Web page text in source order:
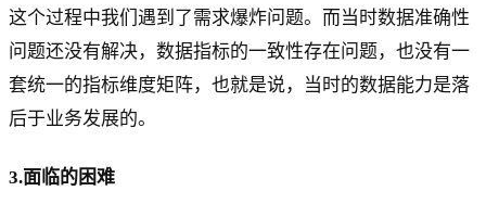
这个过程中我们遇到了需求爆炸问题。而当时数据准确性
问题还没有解决，数据指标的一致性存在问题，也没有一
套统一的指标维度矩阵，也就是说，当时的数据能力是落
后于业务发展的。
3.面临的困难